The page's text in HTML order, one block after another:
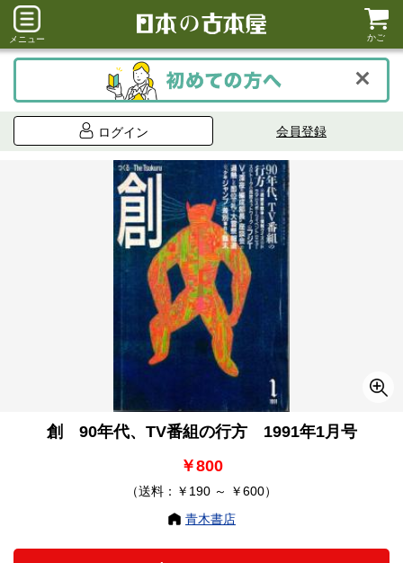
メニュー かご
ログイン 会員登録
創 90年代、TV番組の行方 1991年1月号
￥800
（送料：￥190 ～ ￥600）
青木書店